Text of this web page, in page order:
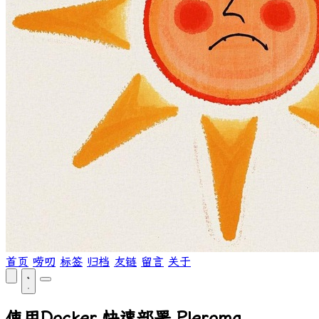
首页 唠叨 标签 归档 友链 留言 关于